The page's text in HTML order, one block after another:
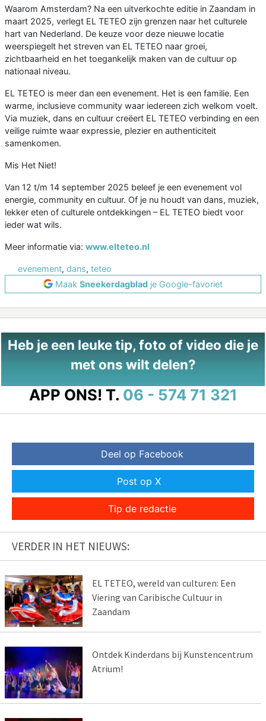
Waarom Amsterdam? Na een uitverkochte editie in Zaandam in
maart 2025, verlegt EL TETEO zijn grenzen naar het culturele
hart van Nederland. De keuze voor deze nieuwe locatie
weerspiegelt het streven van EL TETEO naar groei,
zichtbaarheid en het toegankelijk maken van de cultuur op
nationaal niveau.
EL TETEO is meer dan een evenement. Het is een familie. Een
warme, inclusieve community waar iedereen zich welkom voelt.
Via muziek, dans en cultuur creëert EL TETEO verbinding en een
veilige ruimte waar expressie, plezier en authenticiteit
samenkomen.
Mis Het Niet!
Van 12 t/m 14 september 2025 beleef je een evenement vol
energie, community en cultuur. Of je nu houdt van dans, muziek,
lekker eten of culturele ontdekkingen – EL TETEO biedt voor
ieder wat wils.
Meer informatie via: www.elteteo.nl
evenement, dans, teteo
Maak Sneekerdagblad je Google-favoriet
Heb je een leuke tip, foto of video die je
met ons wilt delen?
APP ONS! T. 06 - 574 71 321
Deel op Facebook
Post op X
Tip de redactie
VERDER IN HET NIEUWS:
EL TETEO, wereld van culturen: Een
Viering van Caribische Cultuur in
Zaandam
Ontdek Kinderdans bij Kunstencentrum
Atrium!